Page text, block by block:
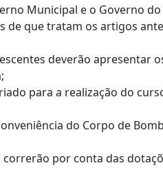
Municipal e o Governo
de que tratam os artigos
deverão apresentar
para a realização do
do Corpo de
por conta das